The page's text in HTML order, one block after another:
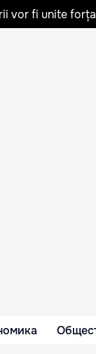
vor fi unite